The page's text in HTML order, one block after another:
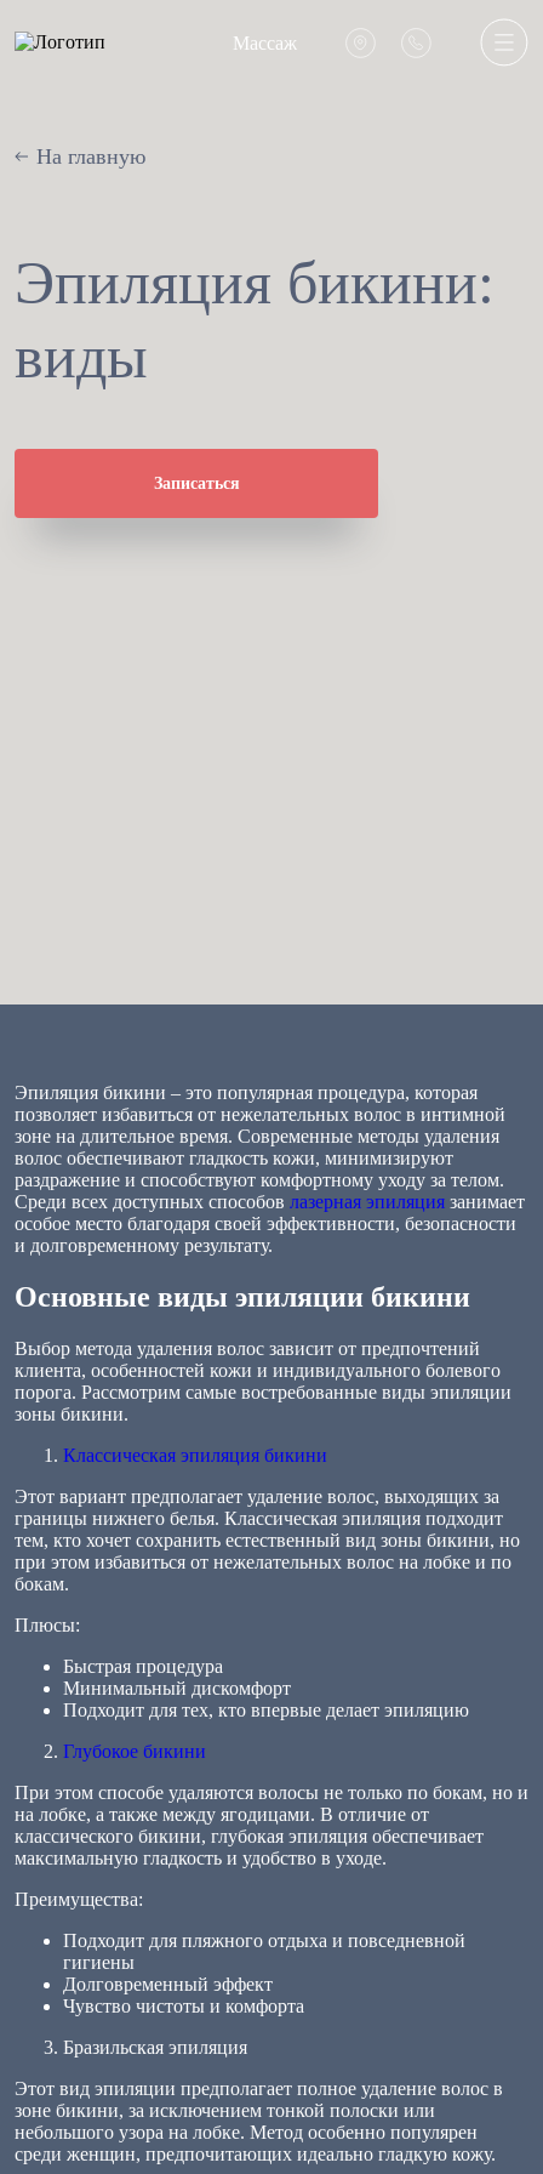
Массаж
На главную
Эпиляция бикини:
виды
Записаться
Эпиляция бикини – это популярная процедура, которая
позволяет избавиться от нежелательных волос в интимной
зоне на длительное время. Современные методы удаления
волос обеспечивают гладкость кожи, минимизируют
раздражение и способствуют комфортному уходу за телом.
Среди всех доступных способов лазерная эпиляция занимает
особое место благодаря своей эффективности, безопасности
и долговременному результату.
Основные виды эпиляции бикини
Выбор метода удаления волос зависит от предпочтений
клиента, особенностей кожи и индивидуального болевого
порога. Рассмотрим самые востребованные виды эпиляции
зоны бикини.
Классическая эпиляция бикини
Этот вариант предполагает удаление волос, выходящих за
границы нижнего белья. Классическая эпиляция подходит
тем, кто хочет сохранить естественный вид зоны бикини, но
при этом избавиться от нежелательных волос на лобке и по
бокам.
Плюсы:
Быстрая процедура
Минимальный дискомфорт
Подходит для тех, кто впервые делает эпиляцию
Глубокое бикини
При этом способе удаляются волосы не только по бокам, но и
на лобке, а также между ягодицами. В отличие от
классического бикини, глубокая эпиляция обеспечивает
максимальную гладкость и удобство в уходе.
Преимущества:
Подходит для пляжного отдыха и повседневной
гигиены
Долговременный эффект
Чувство чистоты и комфорта
Бразильская эпиляция
Этот вид эпиляции предполагает полное удаление волос в
зоне бикини, за исключением тонкой полоски или
небольшого узора на лобке. Метод особенно популярен
среди женщин, предпочитающих идеально гладкую кожу.